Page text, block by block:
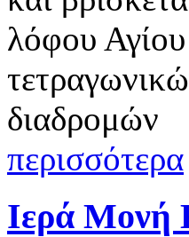
λόφου
διαδρομών
περισσότερα
Ιερά Μονή